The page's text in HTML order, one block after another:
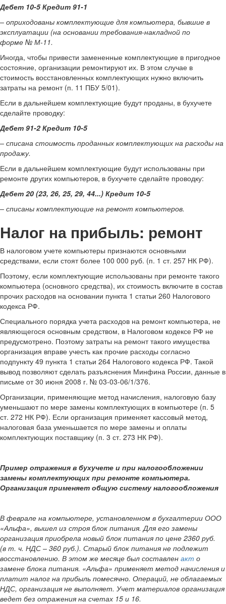
Дебет 10-5 Кредит 91-1
– оприходованы комплектующие для компьютера, бывшие в
эксплуатации (на основании требования-накладной по
форме № М-11.
Иногда, чтобы привести замененные комплектующие в пригодное
состояние, организации ремонтируют их. В этом случае в
стоимость восстановленных комплектующих нужно включить
затраты на ремонт (п. 11 ПБУ 5/01).
Если в дальнейшем комплектующие будут проданы, в бухучете
сделайте проводку:
Дебет 91-2 Кредит 10-5
– списана стоимость проданных комплектующих на расходы на
продажу.
Если в дальнейшем комплектующие будут использованы при
ремонте других компьютеров, в бухучете сделайте проводку:
Дебет 20 (23, 26, 25, 29, 44...) Кредит 10-5
– списаны комплектующие на ремонт компьютеров.
Налог на прибыль: ремонт
В налоговом учете компьютеры признаются основными
средствами, если стоят более 100 000 руб. (п. 1 ст. 257 НК РФ).
Поэтому, если комплектующие использованы при ремонте такого
компьютера (основного средства), их стоимость включите в состав
прочих расходов на основании пункта 1 статьи 260 Налогового
кодекса РФ.
Специального порядка учета расходов на ремонт компьютера, не
являющегося основным средством, в Налоговом кодексе РФ не
предусмотрено. Поэтому затраты на ремонт такого имущества
организация вправе учесть как прочие расходы согласно
подпункту 49 пункта 1 статьи 264 Налогового кодекса РФ. Такой
вывод позволяют сделать разъяснения Минфина России, данные в
письме от 30 июня 2008 г. № 03-03-06/1/376.
Организации, применяющие метод начисления, налоговую базу
уменьшают по мере замены комплектующих в компьютере (п. 5
ст. 272 НК РФ). Если организация применяет кассовый метод,
налоговая база уменьшается по мере замены и оплаты
комплектующих поставщику (п. 3 ст. 273 НК РФ).
Пример отражения в бухучете и при налогообложении
замены комплектующих при ремонте компьютера.
Организация применяет общую систему налогообложения
В феврале на компьютере, установленном в бухгалтерии ООО
«Альфа», вышел из строя блок питания. Для его замены
организация приобрела новый блок питания по цене 2360 руб.
(в т. ч. НДС – 360 руб.). Старый блок питания не подлежит
восстановлению. В этом же месяце был составлен акт о
замене блока питания. «Альфа» применяет метод начисления и
платит налог на прибыль помесячно. Операций, не облагаемых
НДС, организация не выполняет. Учет материалов организация
ведет без отражения на счетах 15 и 16.